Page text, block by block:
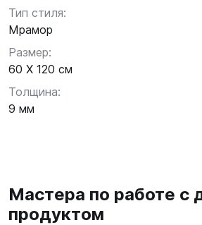
Тип стиля:
Мрамор
Размер:
60 X 120 см
Толщина:
9 мм
Мастера по работе с
продуктом